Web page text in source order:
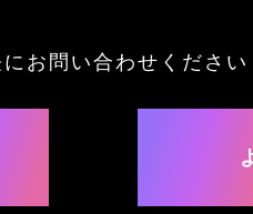
にお問い合わせください